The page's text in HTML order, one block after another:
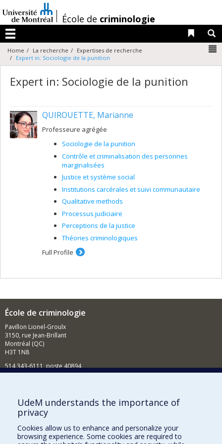
au
contenu
/École de criminologie
Menu
Liens
Home La recherche
Expertises de recherche
Expert in: Sociologie de la punition
Expert in: Sociologie de la punition
QUIROUETTE, Marianne
Professeure agrégée
Sociologie de la punition
Contrôle et criminalisation des personnes
marginalisées
Justice et système social
Institutions carcérales et suivi communautaire
Qualitative methods
Processus judiciaire
Perceptions de la justice
Théories criminologiques
Full Profile
École de criminologie
Pavillon Lionel-Groulx
3150, rue Jean-Brillant
Montréal (QC)
H3T 1N8
514 343-6111, poste 40894
Comment soutenir l'École?
BESOIN D'AIDE?
Plan du site
UdeM understands the importance of
privacy
Cookies allow us to enhance and personalize your
browsing experience. Some cookies are required to